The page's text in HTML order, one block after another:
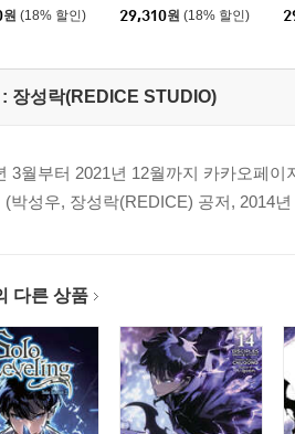
원 (18% 할인) 29,310원 (18% 할인)
장성락(REDICE STUDIO)
3월부터 2021년 12월까지 카카오페
(박성우, 장성락(REDICE) 공저, 2014
다른 상품